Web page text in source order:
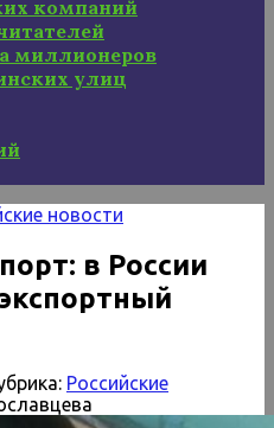
компаний
миллионеров
улиц
новости
в России
Российские